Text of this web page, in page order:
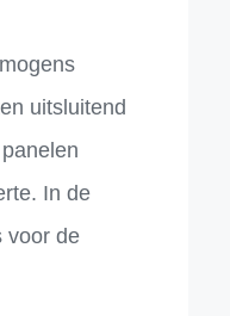
uitsluitend
In de
voor de